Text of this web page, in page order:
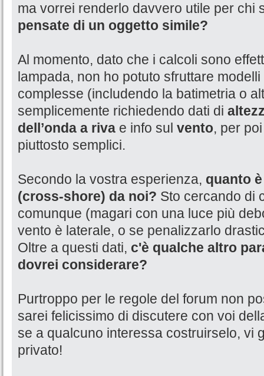
ma vorrei renderlo davvero utile per chi
pensate di un oggetto simile?
Al momento, dato che i calcoli sono
lampada, non ho potuto sfruttare
complesse (includendo la batimetria o
semplicemente richiedendo dati di
dell’onda a riva e info sul vento, per
piuttosto semplici.
Secondo la vostra esperienza, quanto
(cross-shore) da noi? Sto cercando di
comunque (magari con una luce più
vento è laterale, o se penalizzarlo
Oltre a questi dati, c'è qualche altro
dovrei considerare?
Purtroppo per le regole del forum non
sarei felicissimo di discutere con voi
se a qualcuno interessa costruirselo, vi
privato!